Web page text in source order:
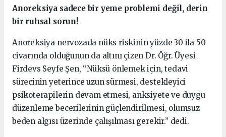
Anoreksiya sadece bir yeme problemi değil, derin
bir ruhsal sorun!
Anoreksiya nervozada nüks riskinin yüzde 30 ila 50
civarında olduğunun da altını çizen Dr. Öğr. Üyesi
Firdevs Seyfe Şen, “Nüksü önlemek için, tedavi
sürecinin yeterince uzun sürmesi, destekleyici
psikoterapilerin devam etmesi, anksiyete ve duygu
düzenleme becerilerinin güçlendirilmesi, olumsuz
beden algısı üzerinde çalışılması gerekir.” dedi.